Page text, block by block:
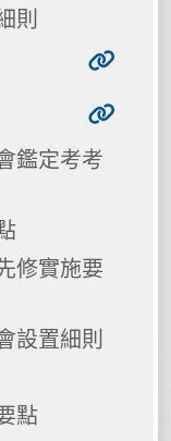
則
鑑定考考
修實施要
設置細則
點